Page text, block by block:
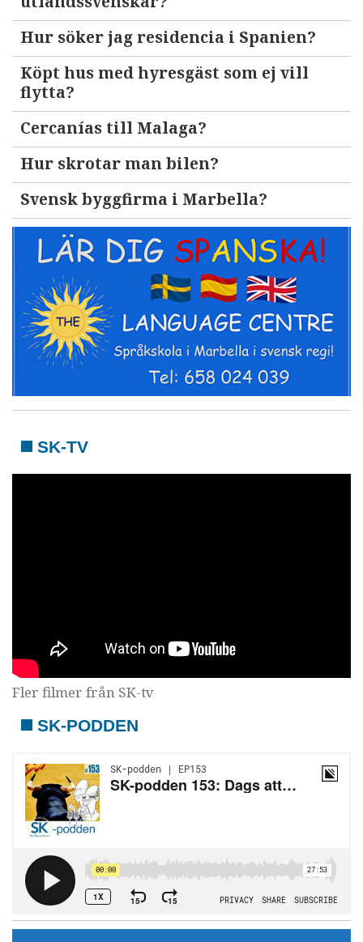
Hur söker jag residencia i Spanien?
Köpt hus med hyresgäst som ej vill
flytta?
Cercanías till Malaga?
Hur skrotar man bilen?
Svensk byggfirma i Marbella?
SK-TV
Fler filmer från SK-tv
SK-PODDEN